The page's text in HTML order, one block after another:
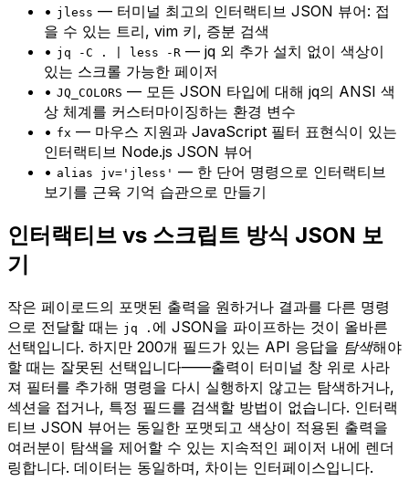
• jless — 터미널 최고의 인터랙티브 JSON 뷰어: 접
을 수 있는 트리, vim 키, 증분 검색
• jq -C . | less -R — jq 외 추가 설치 없이 색상이
있는 스크롤 가능한 페이저
• JQ_COLORS — 모든 JSON 타입에 대해 jq의 ANSI 색
상 체계를 커스터마이징하는 환경 변수
• fx — 마우스 지원과 JavaScript 필터 표현식이 있는
인터랙티브 Node.js JSON 뷰어
• alias jv='jless' — 한 단어 명령으로 인터랙티브
보기를 근육 기억 습관으로 만들기
인터랙티브 vs 스크립트 방식 JSON 보
기
작은 페이로드의 포맷된 출력을 원하거나 결과를 다른 명령
으로 전달할 때는 jq . 에 JSON을 파이프하는 것이 올바른
선택입니다. 하지만 200개 필드가 있는 API 응답을 탐색해야
할 때는 잘못된 선택입니다——출력이 터미널 창 위로 사라
져 필터를 추가해 명령을 다시 실행하지 않고는 탐색하거나,
섹션을 접거나, 특정 필드를 검색할 방법이 없습니다. 인터랙
티브 JSON 뷰어는 동일한 포맷되고 색상이 적용된 출력을
여러분이 탐색을 제어할 수 있는 지속적인 페이저 내에 렌더
링합니다. 데이터는 동일하며, 차이는 인터페이스입니다.